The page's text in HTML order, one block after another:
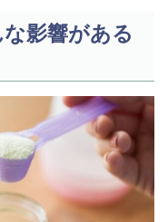
影響がある